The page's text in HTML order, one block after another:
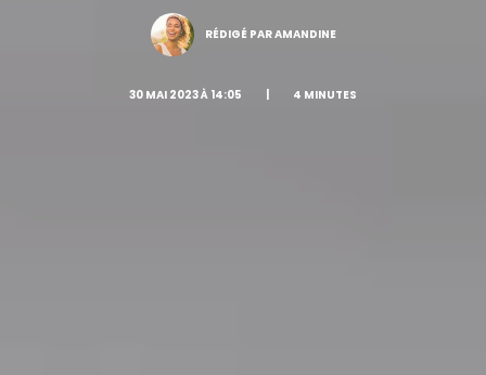
RÉDIGÉ PAR AMANDINE
30 MAI 2023 À 14:05 4 MINUTES